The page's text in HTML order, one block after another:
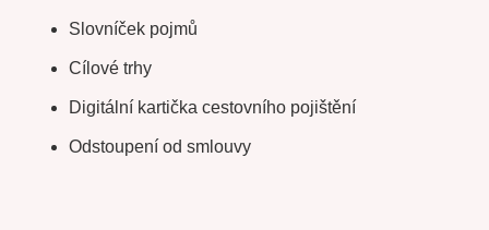
Slovníček pojmů
Cílové trhy
Digitální kartička cestovního pojištění
Odstoupení od smlouvy